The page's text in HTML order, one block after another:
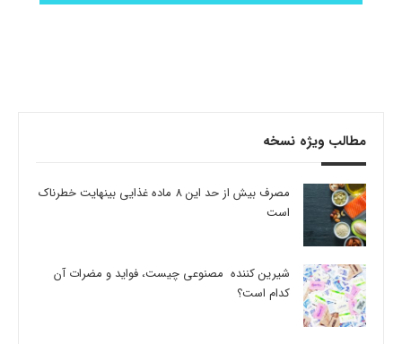
مطالب ویژه نسخه
مصرف بیش از حد این 8 ماده غذایی بینهایت خطرناک
است
شیرین کننده مصنوعی چیست، فواید و مضرات آن
کدام است؟